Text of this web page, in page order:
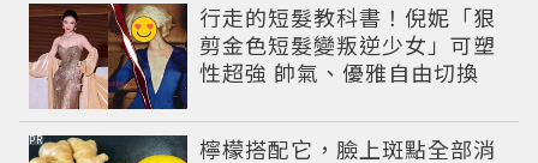
行走的短髮教科書！倪妮「狠
剪金色短髮變叛逆少女」可塑
性超強 帥氣、優雅自由切換
檸檬搭配它，臉上斑點全部消
PR